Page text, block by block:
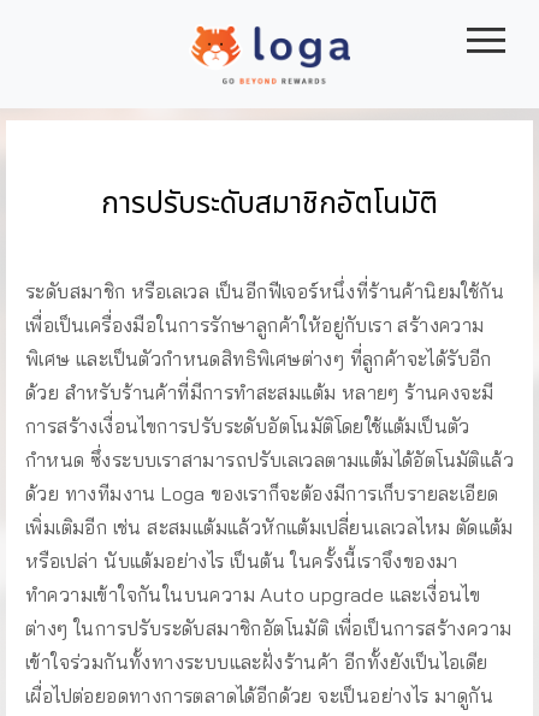
|||
การปรับระดับสมาชิกอัตโนมัติ
ระดับสมาชิก หรือเลเวล เป็นอีกฟีเจอร์หนึ่งที่ร้านค้านิยมใช้กัน
เพื่อเป็นเครื่องมือในการรักษาลูกค้าให้อยู่กับเรา สร้างความ
พิเศษ และเป็นตัวกำหนดสิทธิพิเศษต่างๆ ที่ลูกค้าจะได้รับอีก
ด้วย สำหรับร้านค้าที่มีการทำสะสมแต้ม หลายๆ ร้านคงจะมี
การสร้างเงื่อนไขการปรับระดับอัตโนมัติโดยใช้แต้มเป็นตัว
กำหนด ซึ่งระบบเราสามารถปรับเลเวลตามแต้มได้อัตโนมัติแล้ว
ด้วย ทางทีมงาน Loga ของเราก็จะต้องมีการเก็บรายละเอียด
เพิ่มเติมอีก เช่น สะสมแต้มแล้วหักแต้มเปลี่ยนเลเวลไหม ตัดแต้ม
หรือเปล่า นับแต้มอย่างไร เป็นต้น ในครั้งนี้เราจึงของมา
ทำความเข้าใจกันในบนความ Auto upgrade และเงื่อนไข
ต่างๆ ในการปรับระดับสมาชิกอัตโนมัติ เพื่อเป็นการสร้างความ
เข้าใจร่วมกันทั้งทางระบบและฝั่งร้านค้า อีกทั้งยังเป็นไอเดีย
เผื่อไปต่อยอดทางการตลาดได้อีกด้วย จะเป็นอย่างไร มาดูกัน